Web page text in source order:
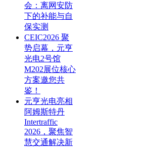
会：离网安防
下的补能与自
保实测
CEIC2026 聚
势启幕，元亨
光电2号馆
M202展位核心
方案邀您共
鉴！
元亨光电亮相
阿姆斯特丹
Intertraffic
2026，聚焦智
慧交通解决新